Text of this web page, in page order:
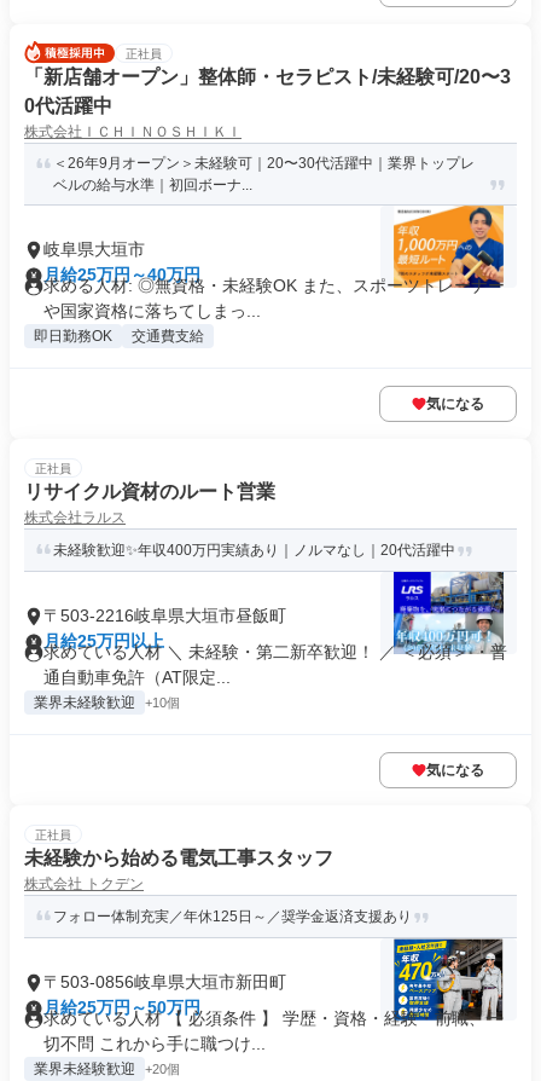
正社員
「新店舗オープン」整体師・セラピスト/未経験可/20〜3
0代活躍中
株式会社ＩＣＨＩＮＯＳＨＩＫＩ
＜26年9月オープン＞未経験可｜20〜30代活躍中｜業界トップレ
ベルの給与水準｜初回ボーナ...
岐阜県大垣市
月給25万円～40万円
求める人材: ◎無資格・未経験OK また、スポーツトレーナー
や国家資格に落ちてしまっ...
即日勤務OK 交通費支給
気になる
正社員
リサイクル資材のルート営業
株式会社ラルス
未経験歓迎✨年収400万円実績あり｜ノルマなし｜20代活躍中
〒503-2216岐阜県大垣市昼飯町
月給25万円以上
求めている人材 ＼ 未経験・第二新卒歓迎！ ／ ＜必須＞ ・普
通自動車免許（AT限定...
業界未経験歓迎 +10個
気になる
正社員
未経験から始める電気工事スタッフ
株式会社 トクデン
フォロー体制充実／年休125日～／奨学金返済支援あり
〒503-0856岐阜県大垣市新田町
月給25万円～50万円
求めている人材 【 必須条件 】 学歴・資格・経験・前職、一
切不問 これから手に職つけ...
業界未経験歓迎 +20個